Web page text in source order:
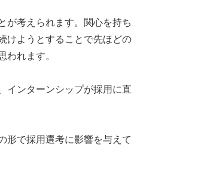
が考えられます。関心を持ち
けようとすることで先ほどの
われます。
インターンシップが採用に直
形で採用選考に影響を与えて